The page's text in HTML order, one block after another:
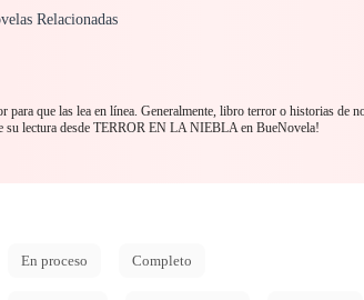
Relacionadas
que las lea en línea. Generalmente, libro terror o historias de
su lectura desde TERROR EN LA NIEBLA en BueNovela!
En proceso Completo